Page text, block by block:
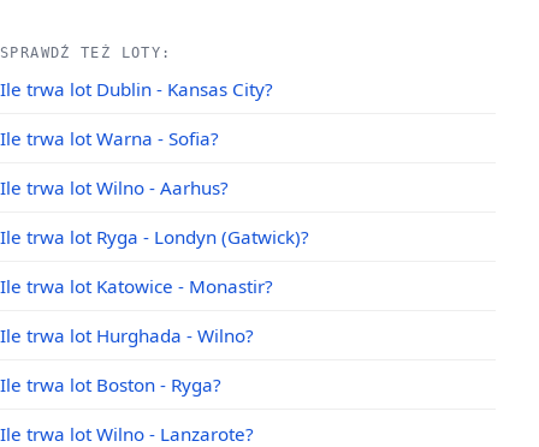
SPRAWDŹ TEŻ LOTY:
Ile trwa lot Dublin - Kansas City?
Ile trwa lot Warna - Sofia?
Ile trwa lot Wilno - Aarhus?
Ile trwa lot Ryga - Londyn (Gatwick)?
Ile trwa lot Katowice - Monastir?
Ile trwa lot Hurghada - Wilno?
Ile trwa lot Boston - Ryga?
Ile trwa lot Wilno - Lanzarote?